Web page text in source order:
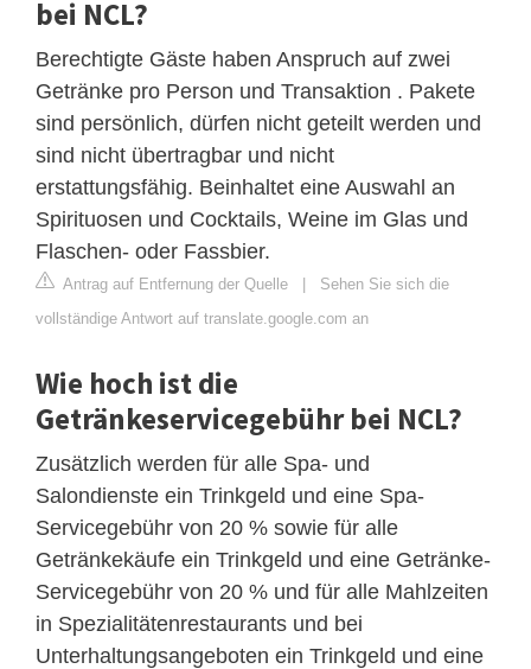
bei NCL?
Berechtigte Gäste haben Anspruch auf zwei
Getränke pro Person und Transaktion . Pakete
sind persönlich, dürfen nicht geteilt werden und
sind nicht übertragbar und nicht
erstattungsfähig. Beinhaltet eine Auswahl an
Spirituosen und Cocktails, Weine im Glas und
Flaschen- oder Fassbier.
Antrag auf Entfernung der Quelle | Sehen Sie sich die
vollständige Antwort auf translate.google.com an
Wie hoch ist die
Getränkeservicegebühr bei NCL?
Zusätzlich werden für alle Spa- und
Salondienste ein Trinkgeld und eine Spa-
Servicegebühr von 20 % sowie für alle
Getränkekäufe ein Trinkgeld und eine Getränke-
Servicegebühr von 20 % und für alle Mahlzeiten
in Spezialitätenrestaurants und bei
Unterhaltungsangeboten ein Trinkgeld und eine